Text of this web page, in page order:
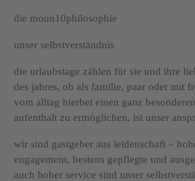
die moun10philosophie
unser selbstverständnis
die urlaubstage zählen für sie und ihre
des jahres, ob als familie, paar oder mit
vom alltag hierbei einen ganz
aufenthalt zu ermöglichen, ist unser
wir sind gastgeber aus leidenschaft –
engagement, bestens gepflegte und
auch hoher service sind unser